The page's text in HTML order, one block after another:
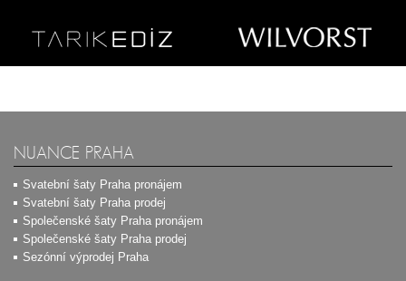
NUANCE PRAHA
Svatební šaty Praha pronájem
Svatební šaty Praha prodej
Společenské šaty Praha pronájem
Společenské šaty Praha prodej
Sezónní výprodej Praha